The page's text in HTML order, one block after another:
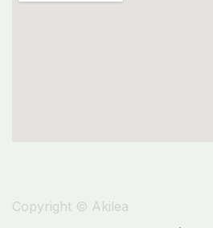
Copyright © Akilea